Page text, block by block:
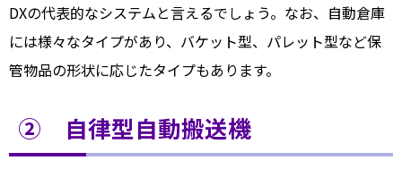
DXの代表的なシステムと言えるでしょう。なお、自動倉庫
には様々なタイプがあり、バケット型、パレット型など保
管物品の形状に応じたタイプもあります。
② 自律型自動搬送機